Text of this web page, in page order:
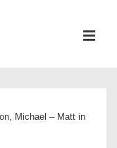
Michael – Matt in